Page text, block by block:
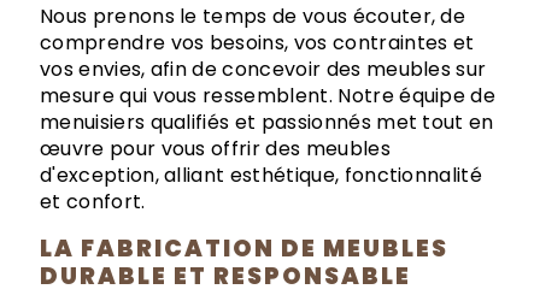
Nous prenons le temps de vous écouter, de
comprendre vos besoins, vos contraintes et
vos envies, afin de concevoir des meubles sur
mesure qui vous ressemblent. Notre équipe de
menuisiers qualifiés et passionnés met tout en
œuvre pour vous offrir des meubles
d'exception, alliant esthétique, fonctionnalité
et confort.
LA FABRICATION DE MEUBLES
DURABLE ET RESPONSABLE